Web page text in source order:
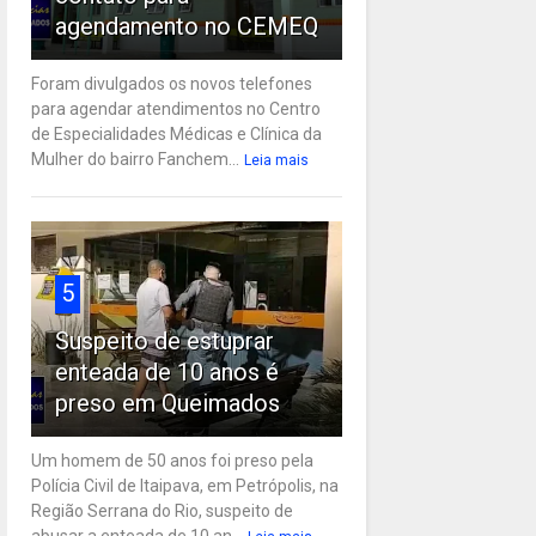
agendamento no CEMEQ
Foram divulgados os novos telefones
para agendar atendimentos no Centro
de Especialidades Médicas e Clínica da
Mulher do bairro Fanchem...
Leia mais
5
Suspeito de estuprar
enteada de 10 anos é
preso em Queimados
Um homem de 50 anos foi preso pela
Polícia Civil de Itaipava, em Petrópolis, na
Região Serrana do Rio, suspeito de